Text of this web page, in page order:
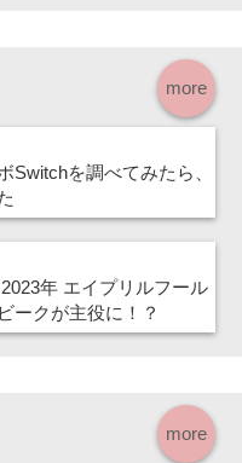
more
Switchを調べてみたら、
2023年 エイプリルフール
ークが主役に！？
more